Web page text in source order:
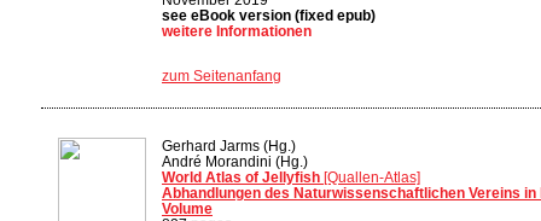
see eBook version (fixed epub)
weitere Informationen
zum Seitenanfang
Gerhard Jarms (Hg.)
André Morandini (Hg.)
World Atlas of Jellyfish [Quallen-Atlas]
Abhandlungen des Naturwissenschaftlichen Vereins in
Volume